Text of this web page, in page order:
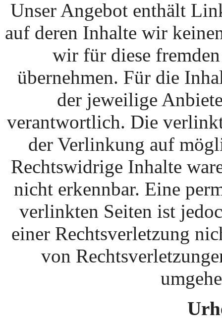
Unser Angebot enthält
auf deren Inhalte wir
wir für diese
übernehmen. Für die
der jeweilige
verantwortlich. Die
der Verlinkung auf
Rechtswidrige Inhalte
nicht erkennbar. Eine
verlinkten Seiten ist
einer Rechtsverletzung
von